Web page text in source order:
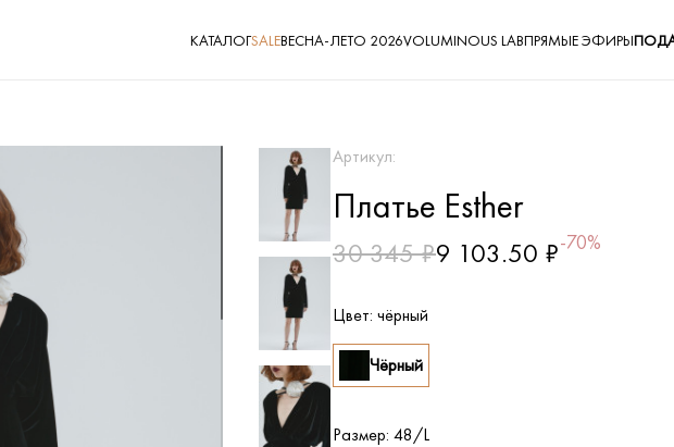
КАТАЛОГSALEВЕСНА-ЛЕТО 2026VOLUMINOUS LABПРЯМЫЕ ЭФИРЫ
Артикул:
Платье Esther
30 345 ₽9 103.50 ₽-70%
Цвет: чёрный
Чёрный
Размер: 48/L